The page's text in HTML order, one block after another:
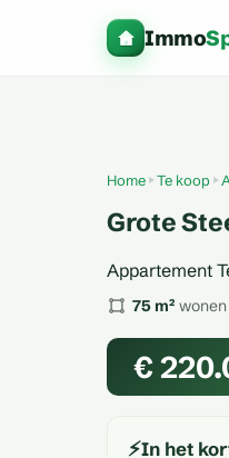
Immo
Home Te koop
Grote
Appartement
75 m² wonen
€
⚡In het